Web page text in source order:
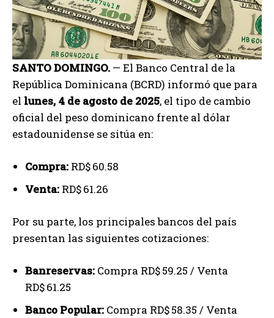
SANTO DOMINGO. — El Banco Central de la
República Dominicana (BCRD) informó que para
el lunes, 4 de agosto de 2025, el tipo de cambio
oficial del peso dominicano frente al dólar
estadounidense se sitúa en:
Compra: RD$ 60.58
Venta: RD$ 61.26
Por su parte, los principales bancos del país
presentan las siguientes cotizaciones:
Banreservas: Compra RD$ 59.25 / Venta
RD$ 61.25
Banco Popular: Compra RD$ 58.35 / Venta